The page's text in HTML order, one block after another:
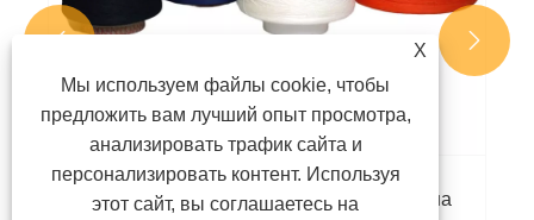
Что такое арамидная пряжа и почему она
 
X
Мы используем файлы cookie, чтобы
предложить вам лучший опыт просмотра,
анализировать трафик сайта и
персонализировать контент. Используя
этот сайт, вы соглашаетесь на